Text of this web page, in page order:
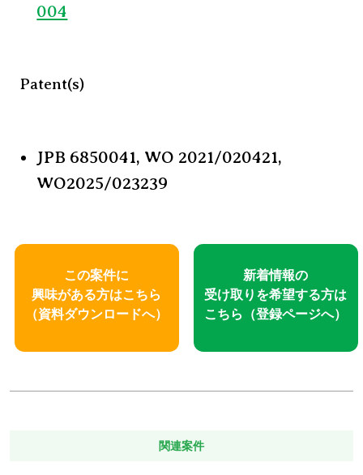
004
Patent(s)
JPB 6850041, WO 2021/020421,
WO2025/023239
この案件に
興味がある方はこちら
（資料ダウンロードへ）
新着情報の
受け取りを希望する方は
こちら （登録ページへ）
関連案件